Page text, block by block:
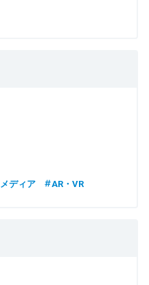
メディア AR・VR